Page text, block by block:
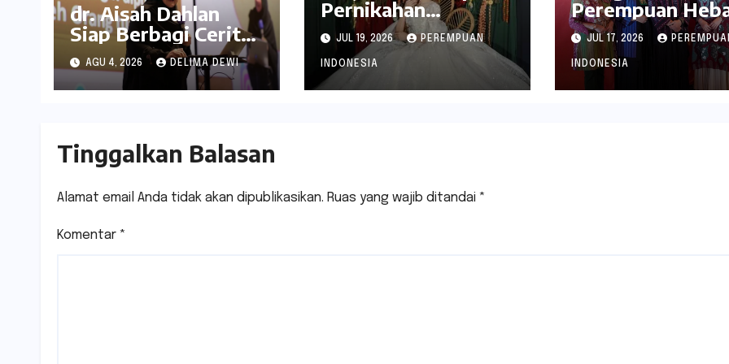
dr. Aisah Dahlan
Siap Berbagi Cerita
Cinta di Surabaya,
Catat Tanggalnya
AGU 4, 2026 DELIMA DEWI
Pernikahan
Spektakuler di
Narita Hotel
Surabaya
JUL 19, 2026 PEREMPUAN
INDONESIA
Perempuan
Tampilkan
Terbaik di
Whyndam
JUL 17, 2026
INDONESIA
Tinggalkan Balasan
Alamat email Anda tidak akan dipublikasikan. Ruas yang wajib ditandai *
Komentar *